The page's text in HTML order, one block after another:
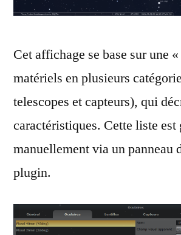
Cet affichage se base sur une
matériels en plusieurs
telescopes et capteurs), qui
caractéristiques. Cette liste est
manuellement via un panneau
plugin.